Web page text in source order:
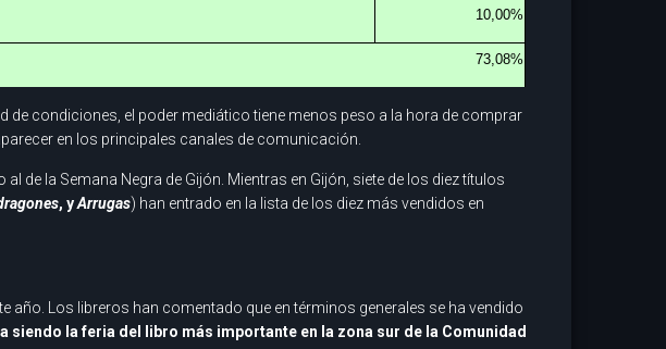
10,00%
73,08%
condiciones, el poder mediático tiene menos peso a la hora de comprar
en los principales canales de comunicación.
de la Semana Negra de Gijón. Mientras en Gijón, siete de los diez títulos
, yArrugas) han entrado en la lista de los diez más vendidos en
Los libreros han comentado que en términos generales se ha vendido
siendo la feria del libro más importante en la zona sur de la Comunidad